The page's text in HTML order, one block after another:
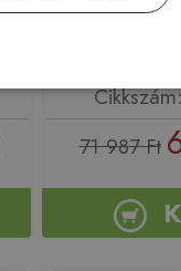
71 987 Ft